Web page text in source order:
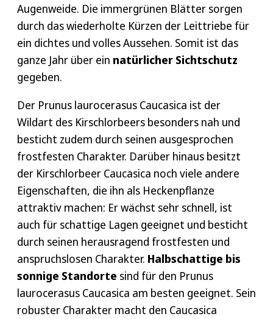
Augenweide. Die immergrünen Blätter sorgen
durch das wiederholte Kürzen der Leittriebe für
ein dichtes und volles Aussehen. Somit ist das
ganze Jahr über ein natürlicher Sichtschutz
gegeben.
Der Prunus laurocerasus Caucasica ist der
Wildart des Kirschlorbeers besonders nah und
besticht zudem durch seinen ausgesprochen
frostfesten Charakter. Darüber hinaus besitzt
der Kirschlorbeer Caucasica noch viele andere
Eigenschaften, die ihn als Heckenpflanze
attraktiv machen: Er wächst sehr schnell, ist
auch für schattige Lagen geeignet und besticht
durch seinen herausragend frostfesten und
anspruchslosen Charakter. Halbschattige bis
sonnige Standorte sind für den Prunus
laurocerasus Caucasica am besten geeignet. Sein
robuster Charakter macht den Caucasica